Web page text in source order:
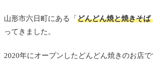
山形市六日町にある「 どんどん焼と焼きそば
ってきました。
2020年にオープンしたどんどん焼きのお店で